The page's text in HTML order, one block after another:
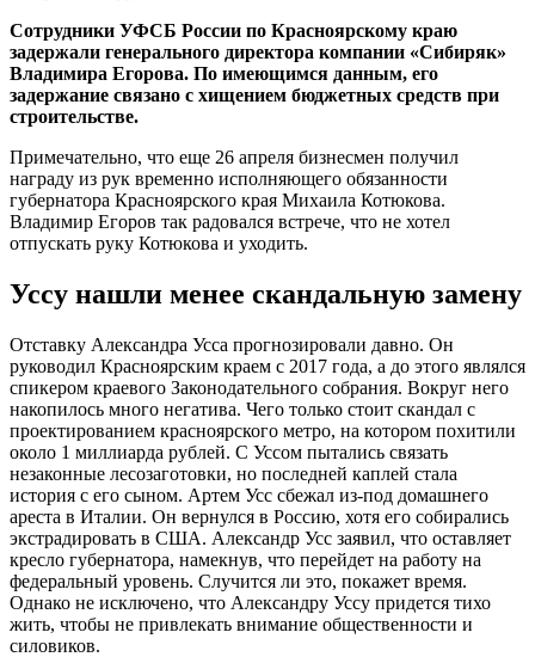
Сотрудники УФСБ России по Красноярскому краю
задержали генерального директора компании «Сибиряк»
Владимира Егорова. По имеющимся данным, его
задержание связано с хищением бюджетных средств при
строительстве.
Примечательно, что еще 26 апреля бизнесмен получил
награду из рук временно исполняющего обязанности
губернатора Красноярского края Михаила Котюкова.
Владимир Егоров так радовался встрече, что не хотел
отпускать руку Котюкова и уходить.
Уссу нашли менее скандальную замену
Отставку Александра Усса прогнозировали давно. Он
руководил Красноярским краем с 2017 года, а до этого являлся
спикером краевого Законодательного собрания. Вокруг него
накопилось много негатива. Чего только стоит скандал с
проектированием красноярского метро, на котором похитили
около 1 миллиарда рублей. С Уссом пытались связать
незаконные лесозаготовки, но последней каплей стала
история с его сыном. Артем Усс сбежал из-под домашнего
ареста в Италии. Он вернулся в Россию, хотя его собирались
экстрадировать в США. Александр Усс заявил, что оставляет
кресло губернатора, намекнув, что перейдет на работу на
федеральный уровень. Случится ли это, покажет время.
Однако не исключено, что Александру Уссу придется тихо
жить, чтобы не привлекать внимание общественности и
силовиков.